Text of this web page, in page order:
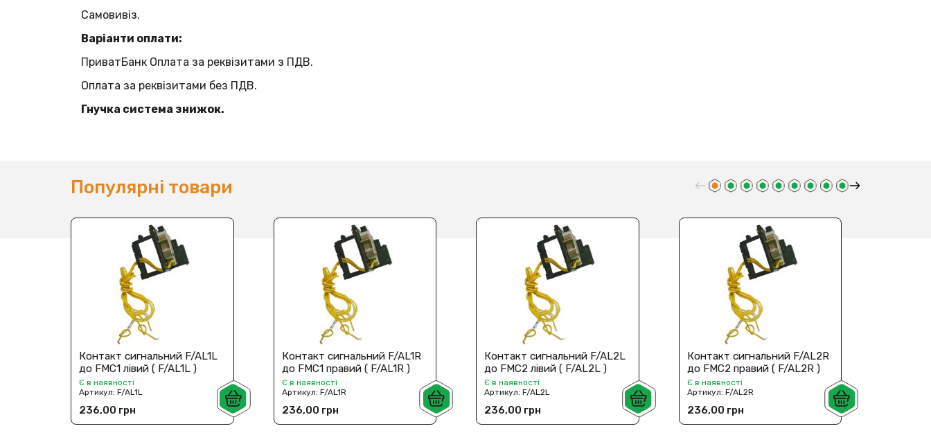
Самовивіз.
Варіанти оплати:
ПриватБанк Оплата за реквізитами з ПДВ.
Оплата за реквізитами без ПДВ.
Гнучка система знижок.
Популярні товари
Контакт сигнальний F/AL1L
до FMC1 лівий ( F/AL1L )
Є в наявності
Артикул:F/AL1L
236,00 грн
Контакт сигнальний F/AL1R
до FMC1 правий ( F/AL1R )
Є в наявності
Артикул: F/AL1R
236,00 грн
Контакт сигнальний F/AL2L
до FMC2 лівий ( F/AL2L )
Є в наявності
Артикул:F/AL2L
236,00 грн
Контакт сигнальний F/AL2R
до FMC2 правий ( F/AL2R )
Є в наявності
Артикул: F/AL2R
236,00 грн